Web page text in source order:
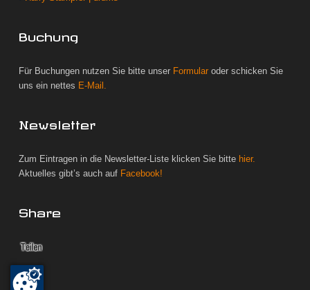
Buchung
Für Buchungen nutzen Sie bitte unser Formular oder schicken Sie
uns ein nettes E-Mail.
Newsletter
Zum Eintragen in die Newsletter-Liste klicken Sie bitte hier.
Aktuelles gibt’s auch auf Facebook!
Share